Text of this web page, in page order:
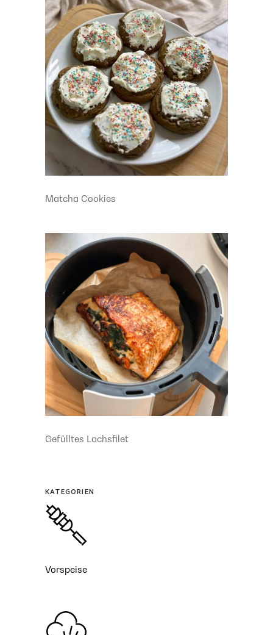
Matcha Cookies
Gefülltes Lachsfilet
KATEGORIEN
Vorspeise